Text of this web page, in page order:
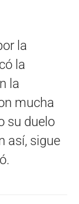
la
la
la
mucha
su duelo
así, sigue